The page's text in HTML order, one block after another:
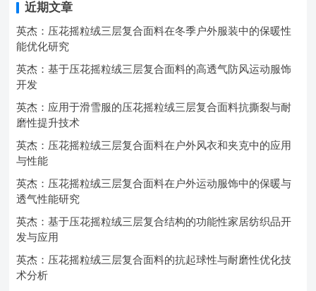
近期文章
英杰：压花摇粒绒三层复合面料在冬季户外服装中的保暖性
能优化研究
英杰：基于压花摇粒绒三层复合面料的高透气防风运动服饰
开发
英杰：应用于滑雪服的压花摇粒绒三层复合面料抗撕裂与耐
磨性提升技术
英杰：压花摇粒绒三层复合面料在户外风衣和夹克中的应用
与性能
英杰：压花摇粒绒三层复合面料在户外运动服饰中的保暖与
透气性能研究
英杰：基于压花摇粒绒三层复合结构的功能性家居纺织品开
发与应用
英杰：压花摇粒绒三层复合面料的抗起球性与耐磨性优化技
术分析